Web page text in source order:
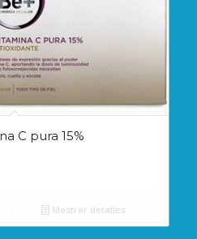
C pura 15%
Mostrar detalles